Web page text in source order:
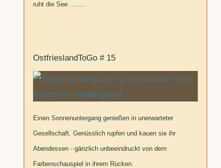
ruht die See .....…
OstfrieslandToGo # 15
Einen Sonnenuntergang genießen in unerwarteter
Gesellschaft. Genüsslich rupfen und kauen sie ihr
Abendessen - gänzlich unbeeindruckt von dem
Farbenschauspiel in ihrem Rücken.